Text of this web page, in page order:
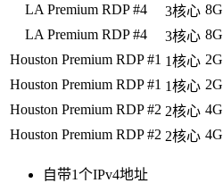
LA Premium RDP #4 3核心
LA Premium RDP #4 3核心
Houston Premium RDP #1 1核心
Houston Premium RDP #1 1核心
Houston Premium RDP #2 2核心
Houston Premium RDP #2 2核心
自带1个IPv4地址